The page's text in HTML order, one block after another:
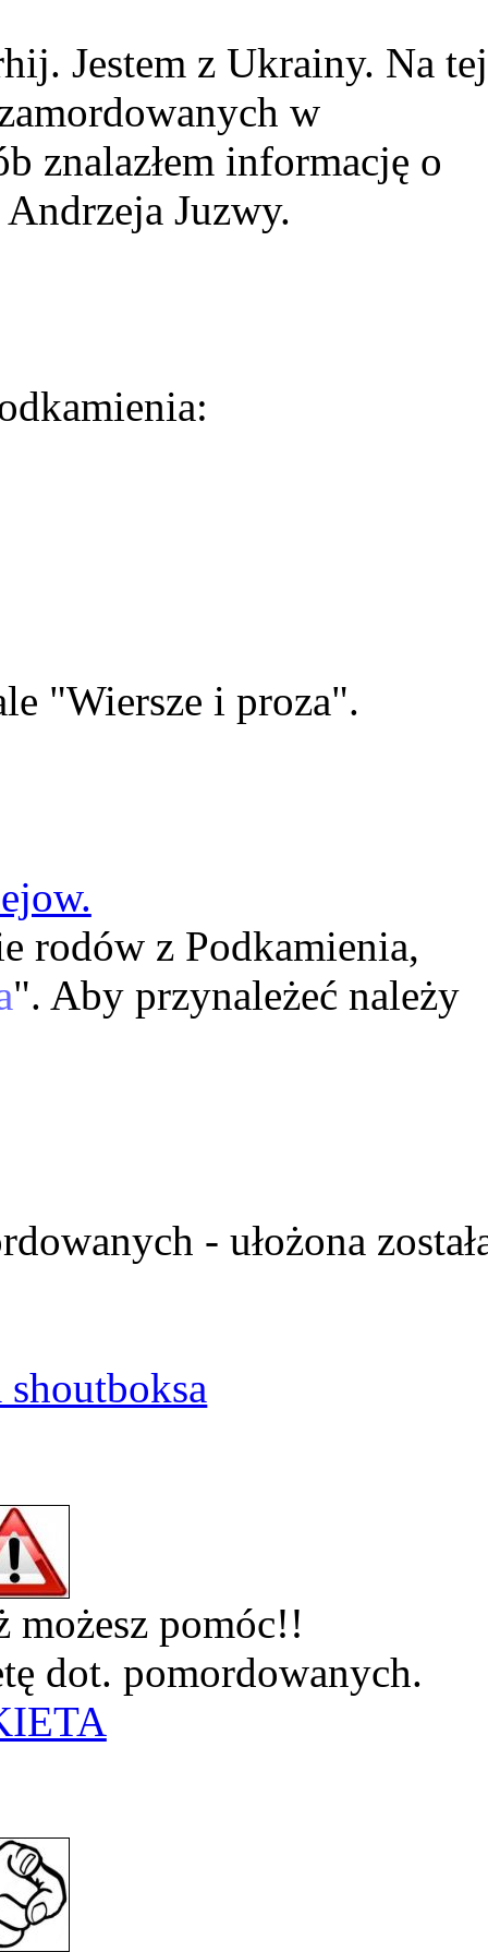
Jestem z Ukrainy. Na tej
w
znalazłem informację o
Juzwy.
"Wiersze i proza".
rodów z Podkamienia,
". Aby przynależeć należy
- ułożona
możesz pomóc!!
dot. pomordowanych.